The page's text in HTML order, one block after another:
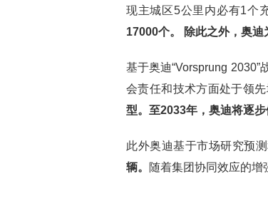
现主城区5公里内必有1个
17000个。
除此之外，奥迪
基于奥迪“Vorsprung
会责任和技术方面处于领先
型。至2033年，奥迪将逐
此外奥迪基于市场研究预
辆。
随着集团协同效应的增